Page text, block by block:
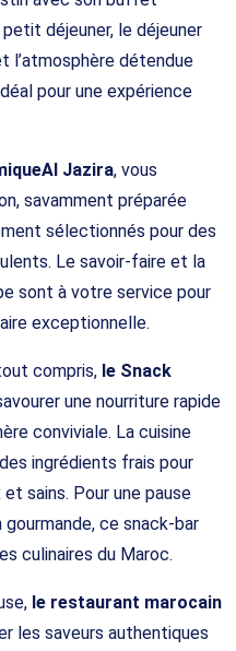
déjeuner, le déjeuner
l’atmosphère détendue
pour une expérience
Al Jazira, vous
savamment préparée
sélectionnés pour des
Le savoir-faire et la
sont à votre service pour
exceptionnelle.
compris, le Snack
une nourriture rapide
conviviale. La cuisine
ingrédients frais pour
sains. Pour une pause
ce snack-bar
culinaires du Maroc.
le restaurant marocain
les saveurs authentiques